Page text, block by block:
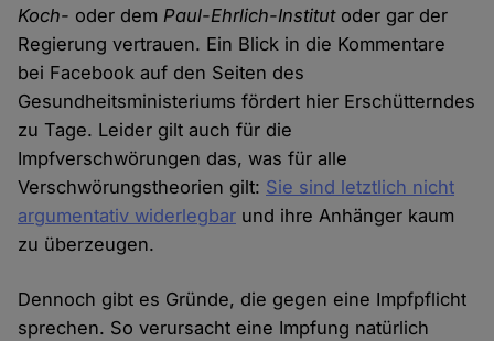
Koch- oder demPaul-Ehrlich-Institutoder gar der
Regierung vertrauen. Ein Blick in die Kommentare
bei Facebook auf den Seiten des
Gesundheitsministeriums fördert hier Erschütterndes
zu Tage. Leider gilt auch für die
Impfverschwörungen das, was für alle
Verschwörungstheorien gilt: Sie sind letztlich nicht
argumentativ widerlegbar und ihre Anhänger kaum
zu überzeugen.
Dennoch gibt es Gründe, die gegen eine Impfpflicht
sprechen. So verursacht eine Impfung natürlich